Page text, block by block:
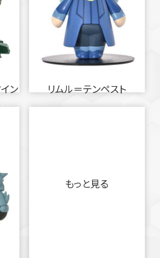
ン リムル＝テンペスト
もっと見る